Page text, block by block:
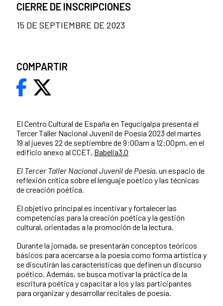
El Centro Cultural de España en Tegucigalpa presenta el
Tercer Taller Nacional Juvenil de Poesía 2023 del martes
19 al jueves 22 de septiembre de 9:00am a 12:00pm, en el
edificio anexo al CCET, Babelia3.0
El Tercer Taller Nacional Juvenil de Poesía, un espacio de
reflexión crítica sobre el lenguaje poético y las técnicas
de creación poética.
El objetivo principal es incentivar y fortalecer las
competencias para la creación poética y la gestión
cultural, orientadas a la promoción de la lectura.
Durante la jornada, se presentarán conceptos teóricos
básicos para acercarse a la poesía como forma artística y
se discutirán las características que definen un discurso
poético. Además, se busca motivar la práctica de la
escritura poética y capacitar a los y las participantes
para organizar y desarrollar recitales de poesía.
CIERRE DE INSCRIPCIONES
15 DE SEPTIEMBRE DE 2023
COMPARTIR